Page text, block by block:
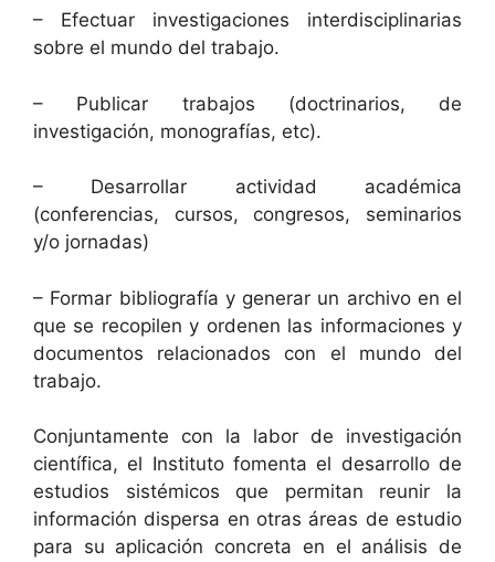
– Efectuar investigaciones interdisciplinarias
sobre el mundo del trabajo.
– Publicar trabajos (doctrinarios, de
investigación, monografías, etc).
– Desarrollar actividad académica
(conferencias, cursos, congresos, seminarios
y/o jornadas)
– Formar bibliografía y generar un archivo en el
que se recopilen y ordenen las informaciones y
documentos relacionados con el mundo del
trabajo.
Conjuntamente con la labor de investigación
científica, el Instituto fomenta el desarrollo de
estudios sistémicos que permitan reunir la
información dispersa en otras áreas de estudio
para su aplicación concreta en el análisis de